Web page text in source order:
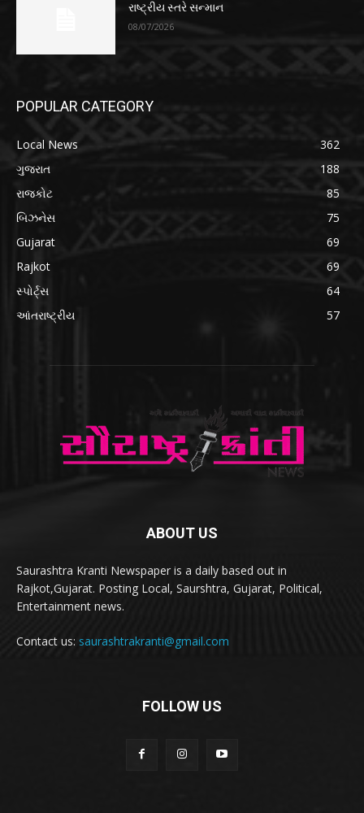
રાષ્ટ્રીય સ્તરે સન્માન
08/07/2026
POPULAR CATEGORY
Local News
362
ગુજરાત
188
રાજકોટ
85
બિઝનેસ
75
Gujarat
69
Rajkot
69
સ્પોર્ટ્સ
64
આંતરાષ્ટ્રીય
57
ABOUT US
Saurashtra Kranti Newspaper is a daily based out in
Rajkot,Gujarat. Posting Local, Saurshtra, Gujarat, Political,
Entertainment news.
Contact us: saurashtrakranti@gmail.com
FOLLOW US